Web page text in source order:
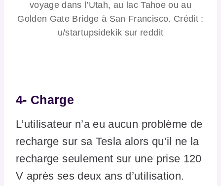
voyage dans l’Utah, au lac Tahoe ou au
Golden Gate Bridge à San Francisco. Crédit :
u/startupsidekik sur reddit
4- Charge
L’utilisateur n’a eu aucun problème de
recharge sur sa Tesla alors qu’il ne la
recharge seulement sur une prise 120
V après ses deux ans d’utilisation.